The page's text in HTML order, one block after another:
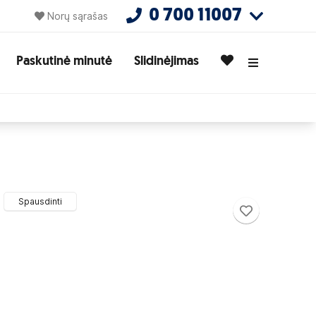
Norų sąrašas 0 700 11007
Paskutinė minutė Slidinėjimas
Spausdinti